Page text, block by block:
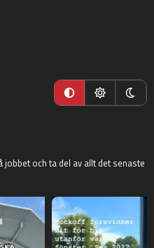
jobbet och ta del av allt det senaste